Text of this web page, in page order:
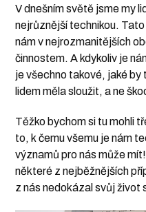
V dnešním světě jsme my
nejrůznější technikou.
nám v nejrozmanitějších
činnostem. A kdykoliv je
je všechno takové, jaké by
lidem měla sloužit, a ne
Těžko bychom si tu mohli
to, k čemu všemu je nám
významů pro nás může
některé z nejběžnějších
z nás nedokázal svůj život